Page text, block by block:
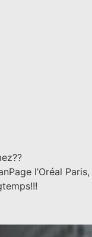
l’Oréal Paris,